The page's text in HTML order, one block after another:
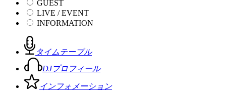
GUEST
LIVE / EVENT
INFORMATION
タイムテーブル
DJプロフィール
インフォメーション